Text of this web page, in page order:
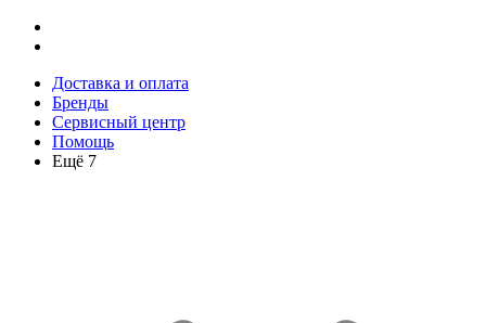
Доставка и оплата
Бренды
Сервисный центр
Помощь
Ещё 7